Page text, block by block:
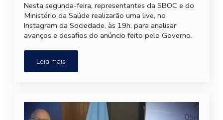
Nesta segunda-feira, representantes da SBOC e do
Ministério da Saúde realizarão uma live, no
Instagram da Sociedade, às 19h, para analisar
avanços e desafios do anúncio feito pelo Governo.
Leia mais